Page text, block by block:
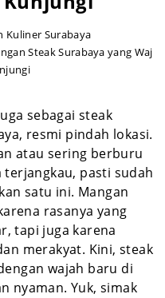
Kuliner Surabaya
Steak Surabaya yang Waj
sebagai steak
resmi pindah lokasi.
atau sering berburu
terjangkau, pasti sudah
satu ini. Mangan
rasanya yang
tapi juga karena
merakyat. Kini, steak
wajah baru di
nyaman. Yuk, simak